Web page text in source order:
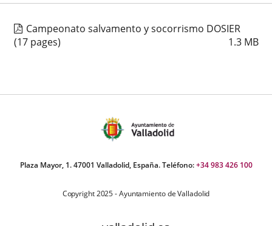
Campeonato salvamento y socorrismo DOSIER
1.3 MB
(17 pages)
Plaza Mayor, 1. 47001 Valladolid, España. Teléfono:+34 983 426 100
Copyright 2025 - Ayuntamiento de Valladolid